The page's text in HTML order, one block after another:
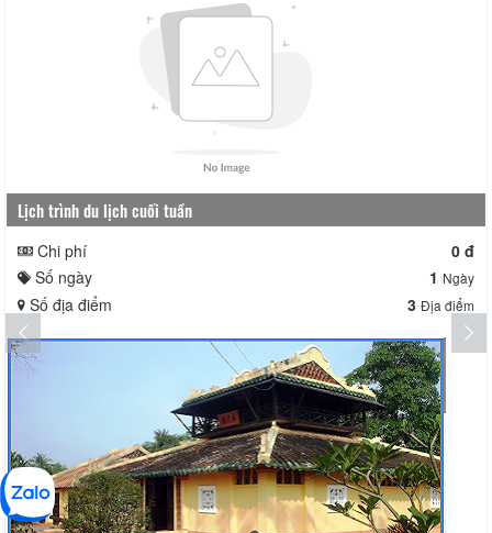
Lịch trình du lịch cuối tuần
Chi phí
0 đ
Số ngày
1 Ngày
Số địa điểm 3 Địa điểm